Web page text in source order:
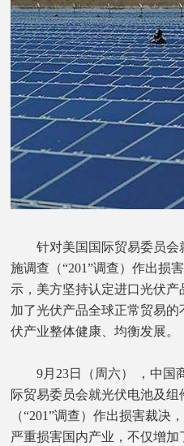
针对美国国际贸易委员会
施调查（“201”调查）作出损
示，美方坚持认定进口光伏
加了光伏产品全球正常贸易
伏产业整体健康、均衡发展。
9月23日（周六） ，中国
际贸易委员会就光伏电池及
（“201”调查）作出损害裁决
严重损害国内产业，不仅增